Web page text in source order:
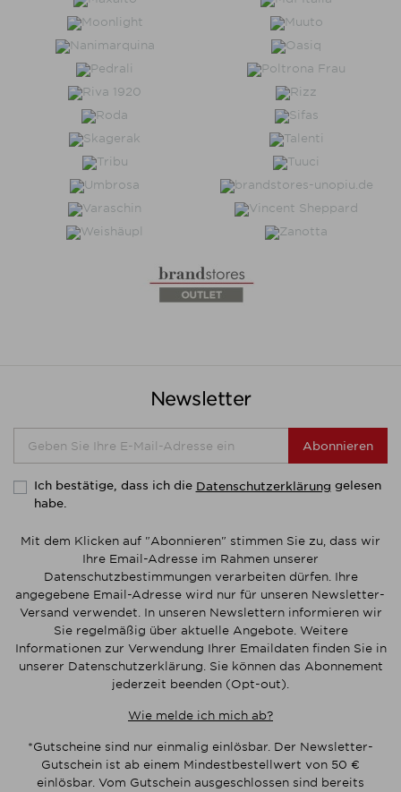
Newsletter
Abonnieren
Ich bestätige, dass ich die Datenschutzerklärung gelesen
habe.
Mit dem Klicken auf "Abonnieren" stimmen Sie zu, dass wir
Ihre Email-Adresse im Rahmen unserer
Datenschutzbestimmungen verarbeiten dürfen. Ihre
angegebene Email-Adresse wird nur für unseren Newsletter-
Versand verwendet. In unseren Newslettern informieren wir
Sie regelmäßig über aktuelle Angebote. Weitere
Informationen zur Verwendung Ihrer Emaildaten finden Sie in
unserer Datenschutzerklärung. Sie können das Abonnement
jederzeit beenden (Opt-out).
Wie melde ich mich ab?
*Gutscheine sind nur einmalig einlösbar. Der Newsletter-
Gutschein ist ab einem Mindestbestellwert von 50 €
einlösbar. Vom Gutschein ausgeschlossen sind bereits